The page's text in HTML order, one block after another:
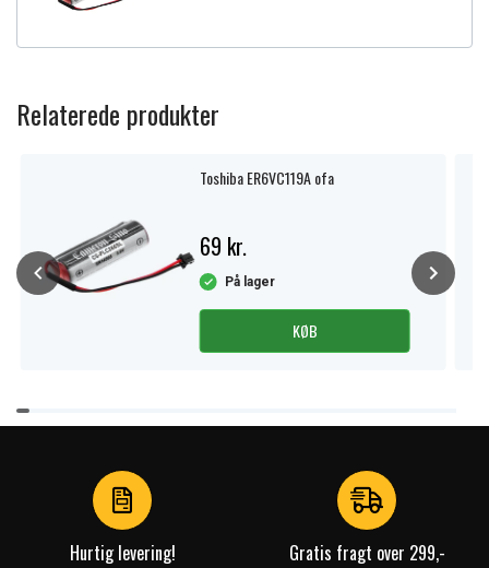
Relaterede produkter
Toshiba ER6VC119A ofa
69 kr.
På lager
KØB
Item
1
Hurtig levering! Gratis fragt over 299,-